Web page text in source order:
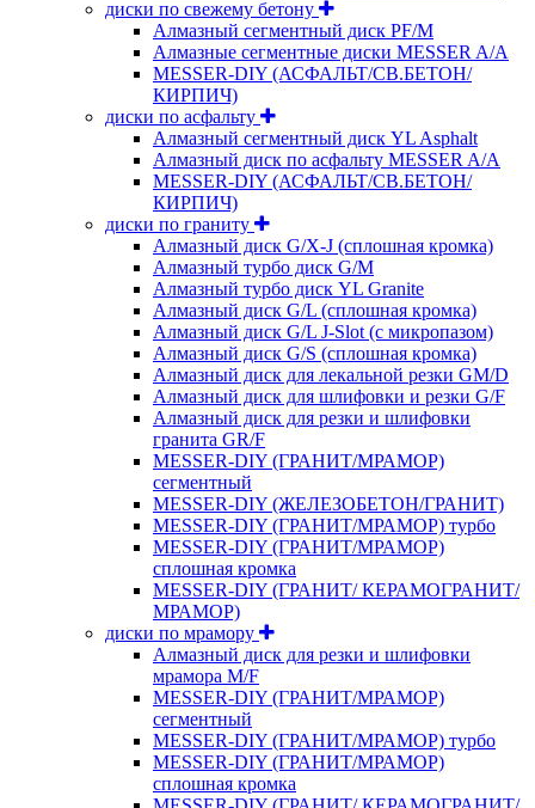
диски по свежему бетону
Алмазный сегментный диск PF/M
Алмазные сегментные диски MESSER A/A
MESSER-DIY (АСФАЛЬТ/СВ.БЕТОН/
КИРПИЧ)
диски по асфальту
Алмазный сегментный диск YL Asphalt
Алмазный диск по асфальту MESSER A/A
MESSER-DIY (АСФАЛЬТ/СВ.БЕТОН/
КИРПИЧ)
диски по граниту
Алмазный диск G/X-J (сплошная кромка)
Алмазный турбо диск G/M
Алмазный турбо диск YL Granite
Алмазный диск G/L (сплошная кромка)
Алмазный диск G/L J-Slot (с микропазом)
Алмазный диск G/S (сплошная кромка)
Алмазный диск для лекальной резки GM/D
Алмазный диск для шлифовки и резки G/F
Алмазный диск для резки и шлифовки
гранита GR/F
MESSER-DIY (ГРАНИТ/МРАМОР)
сегментный
MESSER-DIY (ЖЕЛЕЗОБЕТОН/ГРАНИТ)
MESSER-DIY (ГРАНИТ/МРАМОР) турбо
MESSER-DIY (ГРАНИТ/МРАМОР)
сплошная кромка
MESSER-DIY (ГРАНИТ/ КЕРАМОГРАНИТ/
МРАМОР)
диски по мрамору
Алмазный диск для резки и шлифовки
мрамора M/F
MESSER-DIY (ГРАНИТ/МРАМОР)
сегментный
MESSER-DIY (ГРАНИТ/МРАМОР) турбо
MESSER-DIY (ГРАНИТ/МРАМОР)
сплошная кромка